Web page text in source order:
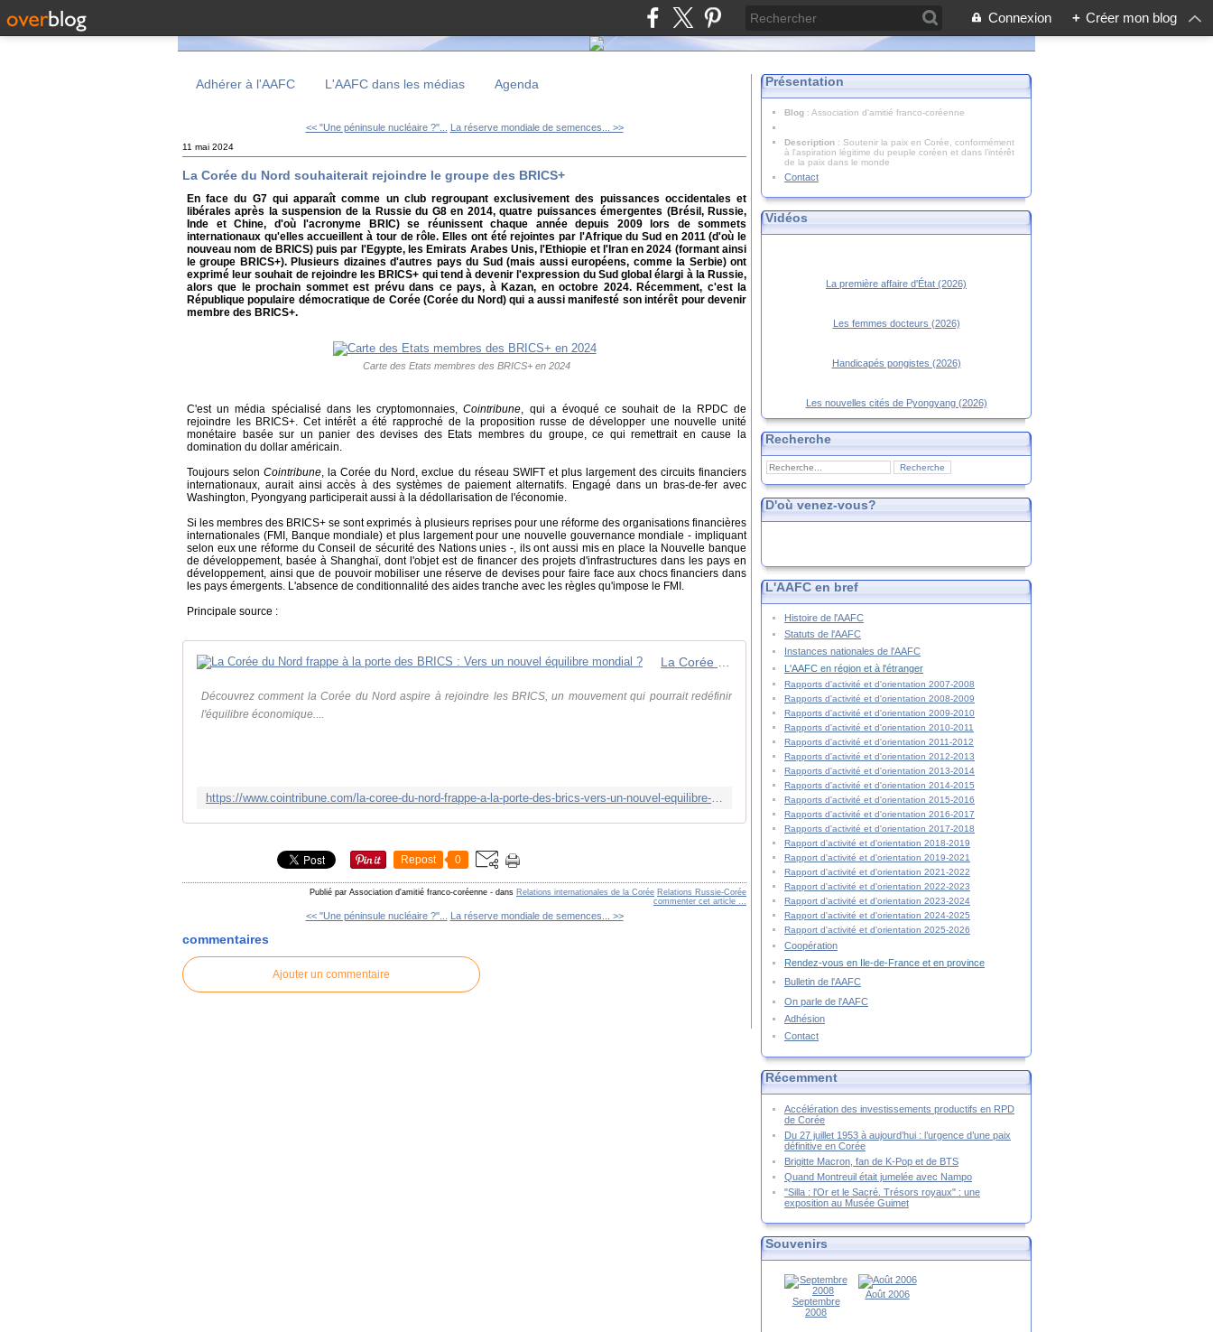
Connexion + Créer mon blog
Adhérer à l'AAFC L'AAFC dans les médias Agenda
<< "Une péninsule nucléaire ?"... La réserve mondiale de semences... >>
11 mai 2024
La Corée du Nord souhaiterait rejoindre le groupe des BRICS+
En face du G7 qui apparaît comme un club regroupant exclusivement des puissances occidentales et
libérales après la suspension de la Russie du G8 en 2014, quatre puissances émergentes (Brésil, Russie,
Inde et Chine, d'où l'acronyme BRIC) se réunissent chaque année depuis 2009 lors de sommets
internationaux qu'elles accueillent à tour de rôle. Elles ont été rejointes par l'Afrique du Sud en 2011 (d'où le
nouveau nom de BRICS) puis par l'Egypte, les Emirats Arabes Unis, l'Ethiopie et l'Iran en 2024 (formant ainsi
le groupe BRICS+). Plusieurs dizaines d'autres pays du Sud (mais aussi européens, comme la Serbie) ont
exprimé leur souhait de rejoindre les BRICS+ qui tend à devenir l'expression du Sud global élargi à la Russie,
alors que le prochain sommet est prévu dans ce pays, à Kazan, en octobre 2024. Récemment, c'est la
République populaire démocratique de Corée (Corée du Nord) qui a aussi manifesté son intérêt pour devenir
membre des BRICS+.
Carte des Etats membres des BRICS+ en 2024
C'est un média spécialisé dans les cryptomonnaies,Cointribune, qui a évoqué ce souhait de la RPDC de
rejoindre les BRICS+. Cet intérêt a été rapproché de la proposition russe de développer une nouvelle unité
monétaire basée sur un panier des devises des Etats membres du groupe, ce qui remettrait en cause la
domination du dollar américain.
Toujours selonCointribune, la Corée du Nord, exclue du réseau SWIFT et plus largement des circuits financiers
internationaux, aurait ainsi accès à des systèmes de paiement alternatifs. Engagé dans un bras-de-fer avec
Washington, Pyongyang participerait aussi à la dédollarisation de l'économie.
Si les membres des BRICS+ se sont exprimés à plusieurs reprises pour une réforme des organisations financières
internationales (FMI, Banque mondiale) et plus largement pour une nouvelle gouvernance mondiale - impliquant
selon eux une réforme du Conseil de sécurité des Nations unies -, ils ont aussi mis en place la Nouvelle banque
de développement, basée à Shanghaï, dont l'objet est de financer des projets d'infrastructures dans les pays en
développement, ainsi que de pouvoir mobiliser une réserve de devises pour faire face aux chocs financiers dans
les pays émergents. L'absence de conditionnalité des aides tranche avec les règles qu'impose le FMI.
Principale source :
La Corée du Nord frappe à la porte des BRICS : Vers un nouvel équilibre mondial ?
Découvrez comment la Corée du Nord aspire à rejoindre les BRICS, un mouvement qui pourrait redéfinir
l'équilibre économique....
https://www.cointribune.com/la-coree-du-nord-frappe-a-la-porte-des-brics-vers-un-nouvel-equilibre-mondial/
Repost 0
Publié par Association d'amitié franco-coréenne - dans Relations internationales de la Corée Relations Russie-Corée
commenter cet article …
<< "Une péninsule nucléaire ?"... La réserve mondiale de semences... >>
commentaires
Ajouter un commentaire
Présentation
Blog : Association d'amitié franco-coréenne
Description : Soutenir la paix en Corée, conformément
à l'aspiration légitime du peuple coréen et dans l’intérêt
de la paix dans le monde
Contact
Vidéos
La première affaire d'État (2026)
Les femmes docteurs (2026)
Handicapés pongistes (2026)
Les nouvelles cités de Pyongyang (2026)
Recherche
D'où venez-vous?
L'AAFC en bref
Histoire de l'AAFC
Statuts de l'AAFC
Instances nationales de l'AAFC
L'AAFC en région et à l'étranger
Rapports d'activité et d'orientation 2007-2008
Rapports d'activité et d'orientation 2008-2009
Rapports d'activité et d'orientation 2009-2010
Rapports d'activité et d'orientation 2010-2011
Rapports d'activité et d'orientation 2011-2012
Rapports d'activité et d'orientation 2012-2013
Rapports d'activité et d'orientation 2013-2014
Rapports d'activité et d'orientation 2014-2015
Rapports d'activité et d'orientation 2015-2016
Rapports d'activité et d'orientation 2016-2017
Rapports d'activité et d'orientation 2017-2018
Rapport d'activité et d'orientation 2018-2019
Rapport d'activité et d'orientation 2019-2021
Rapport d'activité et d'orientation 2021-2022
Rapport d'activité et d'orientation 2022-2023
Rapport d'activité et d'orientation 2023-2024
Rapport d'activité et d'orientation 2024-2025
Rapport d'activité et d'orientation 2025-2026
Coopération
Rendez-vous en Ile-de-France et en province
Bulletin de l'AAFC
On parle de l'AAFC
Adhésion
Contact
Récemment
Accélération des investissements productifs en RPD
de Corée
Du 27 juillet 1953 à aujourd’hui : l’urgence d’une paix
définitive en Corée
Brigitte Macron, fan de K-Pop et de BTS
Quand Montreuil était jumelée avec Nampo
"Silla : l'Or et le Sacré. Trésors royaux" : une
exposition au Musée Guimet
Souvenirs
Septembre
2008
Août 2006